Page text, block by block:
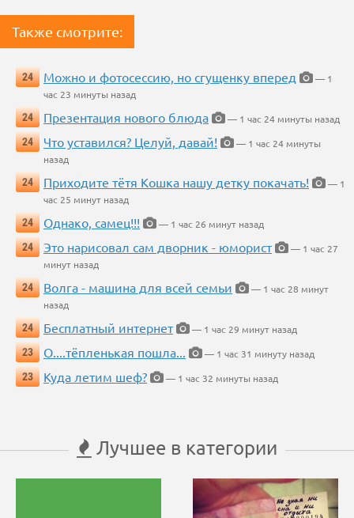
Также смотрите:
24 Можно и фотосессию, но сгущенку вперед
— 1
час 23 минуты назад
24
Презентация нового блюда
— 1 час 24 минуты назад
24
Что уставился? Целуй, давай!
— 1 час 24 минуты
назад
24
Приходите тётя Кошка нашу детку покачать!
— 1
час 25 минут назад
24
Однако, самец!!!
— 1 час 26 минут назад
24
Это нарисовал сам дворник - юморист
— 1 час 27
минут назад
24
Волга - машина для всей семьи
— 1 час 28 минут
назад
24
Бесплатный интернет
— 1 час 29 минут назад
23
О....тёпленькая пошла...
— 1 час 31 минуту назад
23
Куда летим шеф? — 1 час 32 минуты назад
Лучшее в категории